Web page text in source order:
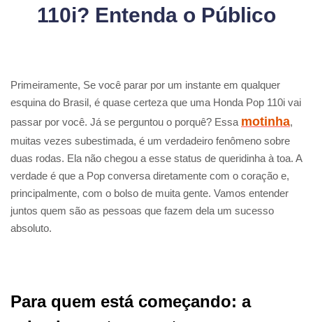
110i? Entenda o Público
Primeiramente, Se você parar por um instante em qualquer
esquina do Brasil, é quase certeza que uma Honda Pop 110i vai
passar por você. Já se perguntou o porquê? Essa motinha,
muitas vezes subestimada, é um verdadeiro fenômeno sobre
duas rodas. Ela não chegou a esse status de queridinha à toa. A
verdade é que a Pop conversa diretamente com o coração e,
principalmente, com o bolso de muita gente. Vamos entender
juntos quem são as pessoas que fazem dela um sucesso
absoluto.
Para quem está começando: a